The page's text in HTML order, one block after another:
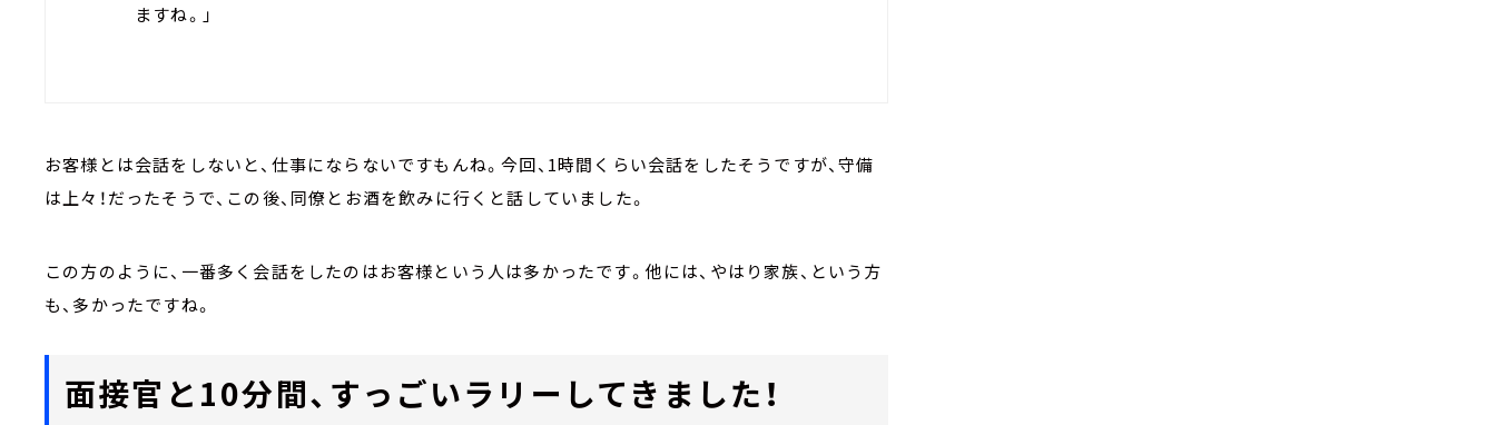
ますね。」
お客様とは会話をしないと、仕事にならないですもんね。今回、1時間くらい会話をしたそうですが、守備
は上々！だったそうで、この後、同僚とお酒を飲みに行くと話していました。
この方のように、一番多く会話をしたのはお客様という人は多かったです。他には、やはり家族、という方
も、多かったですね。
面接官と10分間、すっごいラリーしてきました！